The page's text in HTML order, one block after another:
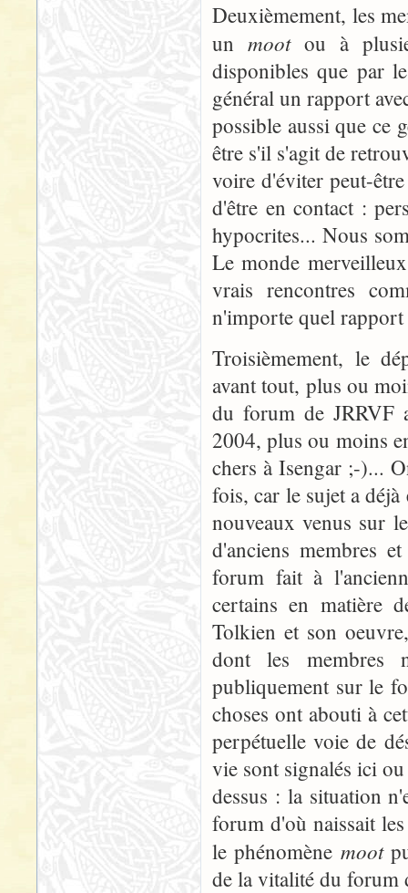
Deuxièmement, les
un mootou à
disponibles que par
général un rapport
possible aussi que ce
être s'il s'agit de
voire d'éviter peut-
d'être en contact :
hypocrites... Nous
Le monde
vrais rencontres
n'importe quel
Troisièmement, le
avant tout, plus ou
du forum de JRRVF
2004, plus ou moins
chers à Isengar ;-)...
fois, car le sujet a
nouveaux venus sur
d'anciens membres
forum fait à
certains en matière
Tolkien et son
dont les membres
publiquement sur le
choses ont abouti à
perpétuelle voie de
vie sont signalés ici
dessus : la situation
forum d'où naissait
le phénomène moot
de la vitalité du forum